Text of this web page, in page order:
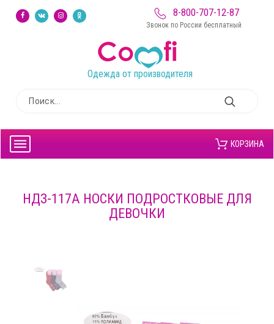
8-800-707-12-87
Звонок по России бесплатный
Одежда от производителя
КОРЗИНА
НДЗ-117А НОСКИ ПОДРОСТКОВЫЕ ДЛЯ
ДЕВОЧКИ